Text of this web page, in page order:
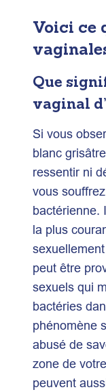
Voici ce
Que
vaginal
Si vous
blanc
ressentir ni
vous
bactérienne.
la plus
peut être
sexuels qui
bactéries
phénomène
abusé de
zone de
peuvent